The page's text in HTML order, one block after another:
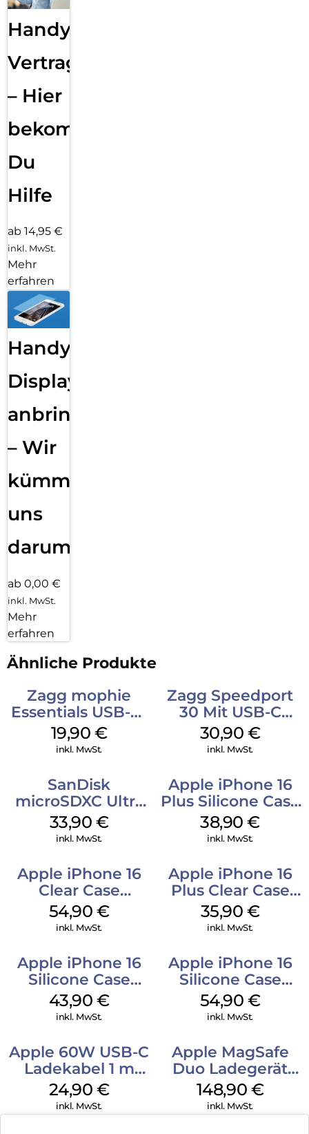
Handy
Vertragsabwicklung
– Hier
bekommst
Du
Hilfe
ab 14,95 €
inkl. MwSt.
Mehr
erfahren
Handy
Displayfolie
anbringen
– Wir
kümmern
uns
darum!
ab 0,00 €
inkl. MwSt.
Mehr
erfahren
Ähnliche Produkte
Zagg mophie
Essentials USB-C-
20W Charger PD
Weiß
19,90 €
inkl. MwSt.
Zagg Speedport
30 Mit USB-C
Kabel Weiß
30,90 €
inkl. MwSt.
SanDisk
microSDXC Ultra
128 GB + Adapter
Mobile
33,90 €
inkl. MwSt.
Apple iPhone 16
Plus Silicone Case
MagSafe Denim
38,90€
inkl. MwSt.
Apple iPhone 16
Clear Case
MagSafe
Transparent
54,90 €
inkl. MwSt.
Apple iPhone 16
Plus Clear Case
MagSafe
Transparent
35,90 €
inkl. MwSt.
Apple iPhone 16
Silicone Case
MagSafe Plum
43,90 €
inkl. MwSt.
Apple iPhone 16
Silicone Case
MagSafe Lake
Green
54,90 €
inkl. MwSt.
Apple 60W USB-C
Ladekabel 1 m
Weiß
24,90 €
inkl. MwSt.
Apple MagSafe
Duo Ladegerät
Weiß
148,90 €
inkl. MwSt.